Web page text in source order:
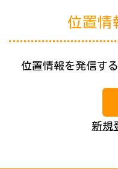
位置情
位置情報を発信す
新規